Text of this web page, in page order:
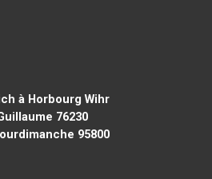
à Horbourg Wihr
76230
95800